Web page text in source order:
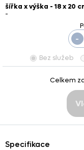
šířka x výška - 18 x 20
-
-
Bez služeb
Celkem
Specifikace